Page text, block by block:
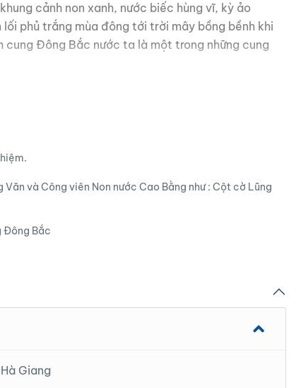
cảnh non xanh, nước biếc hùng vĩ, kỳ ảo
phủ trắng mùa đông tới trời mây bồng bềnh khi
Đông Bắc nước ta là một trong những cung
và Công viên Non nước Cao Bằng như : Cột cờ Lũng
Đông Bắc
Giang